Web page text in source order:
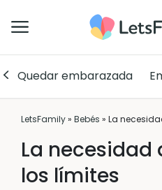
Quedar embarazada
LetsFamily» Bebés » La
La necesidad
los límites